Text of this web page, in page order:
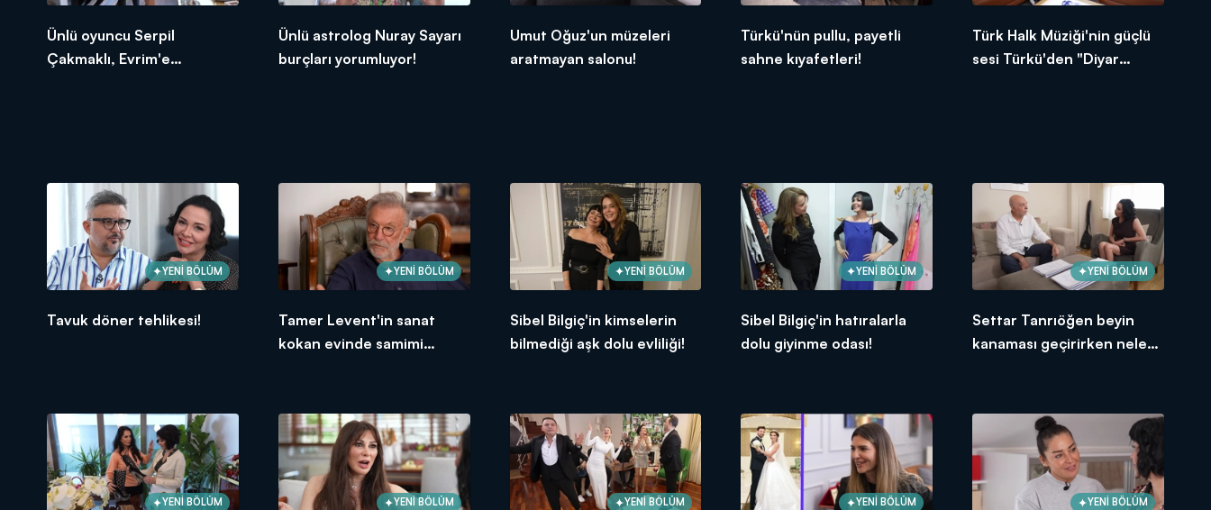
Ünlü oyuncu Serpil
Çakmaklı, Evrim'e
Ünlü astrolog Nuray Sayarı
burçları yorumluyor!
Umut Oğuz'un müzeleri
aratmayan salonu!
Türkü'nün pullu, payetli
sahne kıyafetleri!
Türk Halk Müziği'nin güçlü
sesi Türkü'den "Diyar
YENİ BÖLÜM
Tavuk döner tehlikesi!
YENİ BÖLÜM
Tamer Levent'in sanat
kokan evinde samimi
YENİ BÖLÜM
Sibel Bilgiç'in kimselerin
bilmediği aşk dolu evliliği!
YENİ BÖLÜM
Sibel Bilgiç'in hatıralarla
dolu giyinme odası!
YENİ BÖLÜM
Settar Tanrıöğen beyin
kanaması geçirirken neler
YENİ BÖLÜM YENİ BÖLÜM YENİ BÖLÜM YENİ BÖLÜM YENİ BÖLÜM